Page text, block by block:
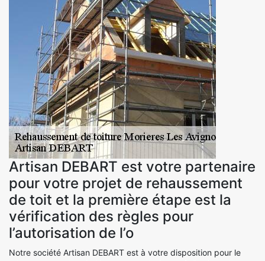
Artisan DEBART est votre partenaire
pour votre projet de rehaussement
de toit et la première étape est la
vérification des règles pour
l’autorisation de l’o
Notre société Artisan DEBART est à votre disposition pour le